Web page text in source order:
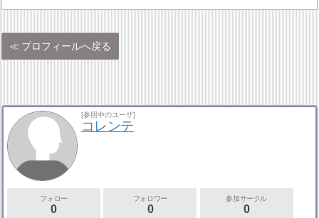
プロフィールへ戻る
[参照中のユーザ]
コレンテ
フォロー
0
フォロワー
0
参加サークル
0